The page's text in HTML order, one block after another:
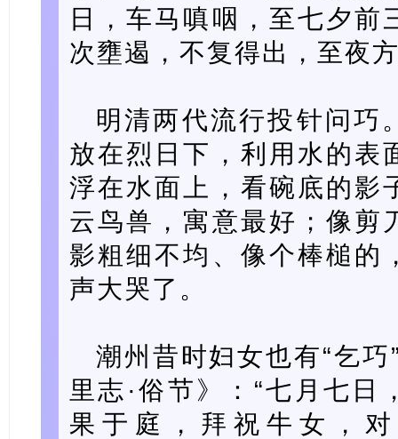
日，车马嗔咽，至七夕前
次壅遏，不复得出，至夜
明清两代流行投针问巧
放在烈日下，利用水的表
浮在水面上，看碗底的影
云鸟兽，寓意最好；像剪
影粗细不均、像个棒槌的
声大哭了。
潮州昔时妇女也有“乞
里志·俗节》：“七月七日
果于庭，拜祝牛女，